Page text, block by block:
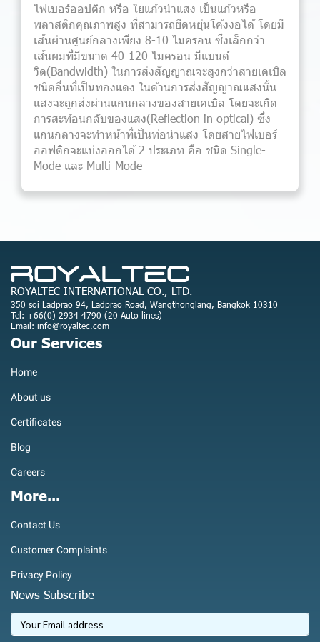
ไฟเบอร์ออปติก หรือ ใยแก้วนำแสง เป็นแก้วหรือ
พลาสติกคุณภาพสูง ที่สามารถยืดหยุ่นโค้งงอได้ โดยมี
เส้นผ่านศูนย์กลางเพียง 8-10 ไมครอน ซึ่งเล็กกว่า
เส้นผมที่มีขนาด 40-120 ไมครอน มีแบนด์
วิด(Bandwidth) ในการส่งสัญญาณจะสูงกว่าสายเคเบิล
ชนิดอื่นที่เป็นทองแดง ในด้านการส่งสัญญาณแสงนั้น
แสงจะถูกส่งผ่านแกนกลางของสายเคเบิล โดยจะเกิด
การสะท้อนกลับของแสง(Reflection in optical) ซึ่ง
แกนกลางจะทำหน้าที่เป็นท่อนำแสง โดยสายไฟเบอร์
ออฟติกจะแบ่งออกได้ 2 ประเภท คือ ชนิด Single-
Mode และ Multi-Mode
ROYALTEC INTERNATIONAL CO., LTD.
350 soi Ladprao 94, Ladprao Road, Wangthonglang, Bangkok 10310
Tel: +66(0) 2934 4790 (20 Auto lines)
Email: info@royaltec.com
Our Services
Home
About us
Certificates
Blog
Careers
More...
Contact Us
Customer Complaints
Privacy Policy
News Subscribe